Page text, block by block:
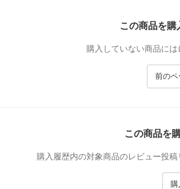
この商品を購
購入していない商品には
前のペ
この商品を
購入履歴内の対象商品のレビュー投
購